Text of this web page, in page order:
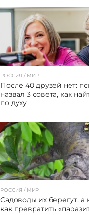
РОССИЯ / МИР
После 40 друзей нет:
назвал 3 совета, как
по духу
РОССИЯ / МИР
Садоводы их берегут, а
как превратить